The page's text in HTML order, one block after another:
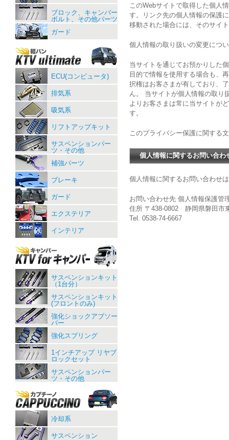
ブロック、キャンバー
ボルト、その他パーツ
ガード
ECU(コンピュータ)
排気系
吸気系
リフトアップキット
サスペンションパー
ツ・その他
補強パーツ
ブレーキ
ガード
エクステリア
インテリア
サスペンションキット
（1台分）
サスペンションキット
(フロントのみ)
強化ショックアブソー
バー
強化スプリング
1インチアップ リヤブ
ロックセット
サスペンションパー
ツ・その他
冷却系
サスペンション
このWebサイトで取得した個人
す。リンク先の個人情報の保護
移動された場合には、そのサイ
個人情報の取り扱いの変更につ
当サイトを通じてお預かりした
目的で情報を使用する場合も、
択権はお客さまが有しており、
ん。 当サイトが個人情報の取り
よりお客さまは常に当サイトが
す。
このプライバシー保護に関する
個人情報に関するお問い合わ
個人情報に関するお問い合わせ
お問い合わせ先 個人情報保護
住所 〒438-0802 静岡県磐田市
Tel. 0538-74-6667